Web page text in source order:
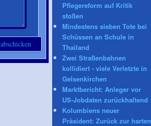
Pflegereform auf Kritik
stoßen
Mindestens sieben Tote bei
Schüssen an Schule in
Thailand
Zwei Straßenbahnen
kollidiert - viele Verletzte in
Gelsenkirchen
Marktbericht: Anleger vor
US-Jobdaten zurückhaltend
Kolumbiens neuer
Präsident: Zurück zur harten